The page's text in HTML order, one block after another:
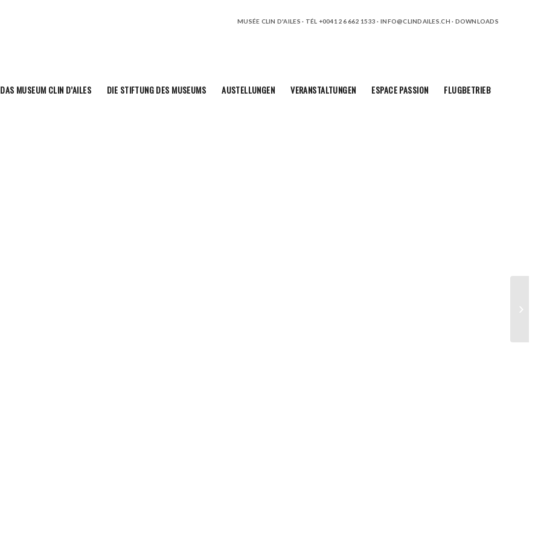
MUSÉE CLIN D'AILES · TÉL +0041 26 662 1533 · INFO@CLINDAILES.CH · DOWNLOADS
DAS MUSEUM CLIN D’AILES DIE STIFTUNG DES MUSEUMS AUSTELLUNGEN VERANSTALTUNGEN ESPACE PASSION FLUGBETRIEB